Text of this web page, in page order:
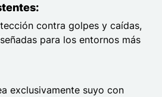
contra golpes y caídas,
para los entornos más
exclusivamente suyo con